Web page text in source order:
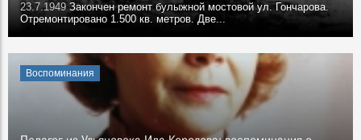
23.7.1949Закончен ремонт булыжной мостовой ул. Гончарова.
Отремонтировано 1.500 кв. метров. Две...
Воспоминания